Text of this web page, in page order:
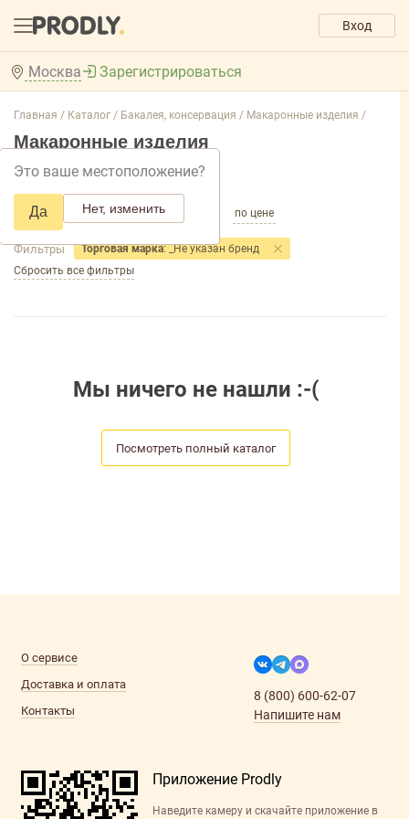
Вход
Москва
Это ваше местоположение?
Да Нет, изменить
Зарегистрироваться
Главная / Каталог / Бакалея, консервация / Макаронные изделия /
Макаронные изделия
Добавить фильтр товаров
по популярности по названию по цене
Фильтры Торговая марка: _Не указан бренд
Сбросить все фильтры
Мы ничего не нашли :-(
Посмотреть полный каталог
О сервисе
Доставка и оплата
Контакты
8 (800) 600-62-07
Напишите нам
Приложение Prodly
Наведите камеру и скачайте приложение в